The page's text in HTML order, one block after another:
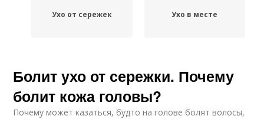
Ухо от сережек Ухо в месте
Болит ухо от сережки. Почему
болит кожа головы?
Почему может казаться, будто на голове болят волосы,